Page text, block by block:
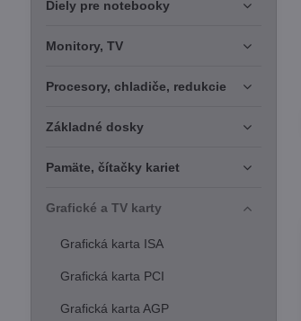
Diely pre notebooky
Monitory, TV
Procesory, chladiče, redukcie
Základné dosky
Pamäte, čítačky kariet
Grafické a TV karty
Grafická karta ISA
Grafická karta PCI
Grafická karta AGP